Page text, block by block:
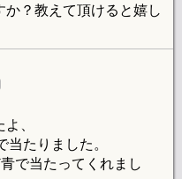
か？教えて頂けると嬉し
、
たりました。
で当たってくれまし